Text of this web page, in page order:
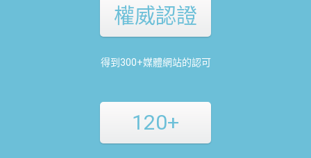
權威認證
得到300+媒體網站的認可
120+